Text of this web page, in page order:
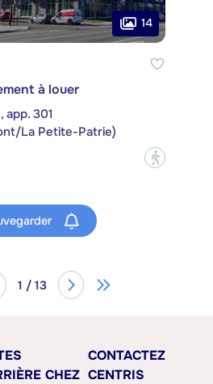
14
à louer
app. 301
La Petite-Patrie)
?
1 / 13
CHEZ
CONTACTEZ
CENTRIS